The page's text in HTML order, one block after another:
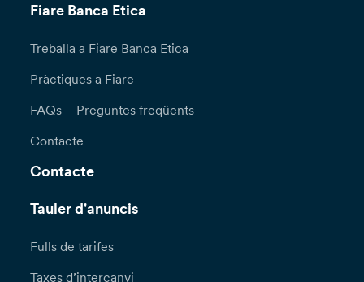
Fiare Banca Etica
Treballa a Fiare Banca Etica
Pràctiques a Fiare
FAQs – Preguntes freqüents
Contacte
Contacte
Tauler d'anuncis
Fulls de tarifes
Taxes d’intercanvi